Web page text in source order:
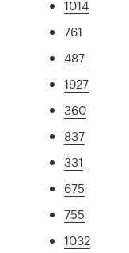
1014
761
487
1927
360
837
331
675
755
1032